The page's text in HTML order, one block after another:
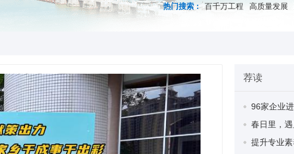
热门搜索 : 百千万工程 高质量发展
荐读